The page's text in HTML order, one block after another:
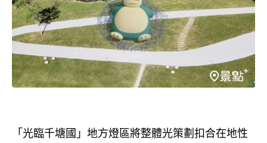
「光臨千塘國」地方燈區將整體光策劃扣合在地性